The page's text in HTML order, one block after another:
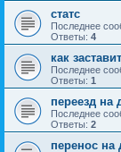
статс
Последнее
Ответы: 4
как
Последнее
Ответы: 1
переезд на
Последнее
Ответы: 2
перенос на